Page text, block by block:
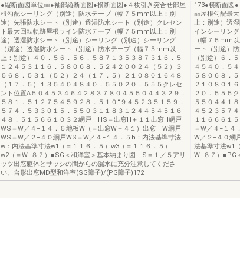
●縦断面図単位㎜●袖部縦断面図●横断面図●４枚引き突合せ部屋
根勾配シーリング（別途）防水テープ（幅７５mm以上：別
途）先張防水シート（別途）透湿防水シート（別途）クレセン
ト最大回転軌跡屋根ライン防水テープ（幅７５mm以上：別
途）透湿防水シート（別途）シーリング（別途）シーリング
（別途）透湿防水シート（別途）防水テープ（幅７５mm以
上：別途）４０．５６．５６．５８７１３５３８７３１６．５
１２４５３１１６．５８０６８．５２４２００２４（５２）３
５６８．５３１（５２）２４（１７．５）２１０８０１６４８
（１７．５）１３５４０４８４０．５５０２０．５５５クレセ
ント位置A５０４５３４６４２８３７８０４５５０４４３２９．
５８１．５１２７５４５９２８．５１０°９４５２３５１５９．
５７４．５３３０１５．５５０３１１８３１２４４５４５１６
４８．５１５６６１０３２網戸 HS＝出窓H＋１１出窓H網戸
WS＝W／４−１４．５地板W（＝出窓W＋４１）出窓 W網戸
WS＝W／２−４０網戸WS＝W／４−１４．５h：内法基準寸法
w：内法基準寸法w1（＝１１６．５）w3（＝１１６．５）
w2（＝W−８７）■SG＜和洋室＞基本納まり図 S＝１／５アリ
ッツ出窓躯体とサッシの間からの漏水に充分注意してくださ
い。台形出窓MD型和洋室(SG障子)/(PG障子)172
173●横断面図
㎜屋根勾配最
上：別途）透
インシーリン
（幅７５mm
ート（別途）
（別途）６．
４５４０．５
５８０６８．
２１０８０１
２０．５５５
５５０４４１
４５２３５７
１１６６６１
＝W／４−１４
W／２−４０網
法基準寸法w1
W−８７）■PG